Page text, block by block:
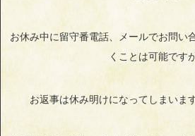
お休み中に留守番電話、メールでお問い
くことは可能ですが
お返事は休み明けになってしまいま